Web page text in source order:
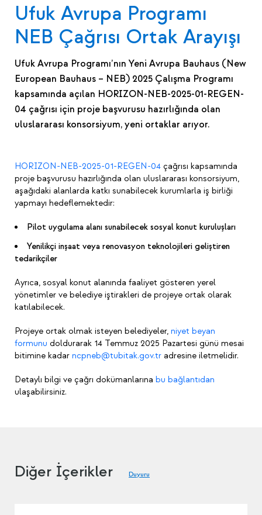
Ufuk Avrupa Programı
NEB Çağrısı Ortak Arayışı
Ufuk Avrupa Programı’nın Yeni Avrupa Bauhaus (New
European Bauhaus – NEB) 2025 Çalışma Programı
kapsamında açılan HORIZON-NEB-2025-01-REGEN-
04 çağrısı için proje başvurusu hazırlığında olan
uluslararası konsorsiyum, yeni ortaklar arıyor.
HORIZON-NEB-2025-01-REGEN-04 çağrısı kapsamında
proje başvurusu hazırlığında olan uluslararası konsorsiyum,
aşağıdaki alanlarda katkı sunabilecek kurumlarla iş birliği
yapmayı hedeflemektedir:
Pilot uygulama alanı sunabilecek sosyal konut kuruluşları
Yenilikçi inşaat veya renovasyon teknolojileri geliştiren
tedarikçiler
Ayrıca, sosyal konut alanında faaliyet gösteren yerel
yönetimler ve belediye iştirakleri de projeye ortak olarak
katılabilecek.
Projeye ortak olmak isteyen belediyeler, niyet beyan
formunu doldurarak 14 Temmuz 2025 Pazartesi günü mesai
bitimine kadar ncpneb@tubitak.gov.tr adresine iletmelidir.
Detaylı bilgi ve çağrı dokümanlarına bu bağlantıdan
ulaşabilirsiniz.
Diğer İçerikler Duyuru